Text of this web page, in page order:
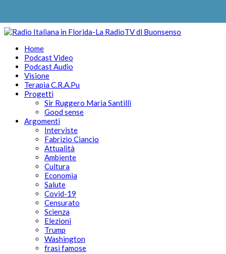
Home
Podcast Video
Podcast Audio
Visione
Terapia C.R.A.Pu
Progetti
Sir Ruggero Maria Santilli
Good sense
Argomenti
Interviste
Fabrizio Ciancio
Attualità
Ambiente
Cultura
Economia
Salute
Covid-19
Censurato
Scienza
Elezioni
Trump
Washington
frasi famose